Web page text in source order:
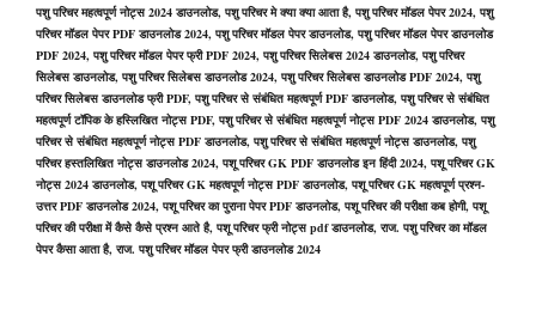
पशु परिचर महत्वपूर्ण नोट्स 2024 डाउनलोड, पशु परिचर मे क्या क्या आता है, पशु परिचर मॉडल पेपर 2024, पशु
परिचर मॉडल पेपर PDF डाउनलोड 2024, पशु परिचर मॉडल पेपर डाउनलोड, पशु परिचर मॉडल पेपर डाउनलोड
PDF 2024, पशु परिचर मॉडल पेपर फ्री PDF 2024, पशु परिचर सिलेबस 2024 डाउनलोड, पशु परिचर
सिलेबस डाउनलोड, पशु परिचर सिलेबस डाउनलोड 2024, पशु परिचर सिलेबस डाउनलोड PDF 2024, पशु
परिचर सिलेबस डाउनलोड फ्री PDF, पशु परिचर से संबंधित महत्वपूर्ण PDF डाउनलोड, पशु परिचर से संबंधित
महत्वपूर्ण टॉपिक के हस्लिखित नोट्स PDF, पशु परिचर से संबंधित महत्वपूर्ण नोट्स PDF 2024 डाउनलोड, पशु
परिचर से संबंधित महत्वपूर्ण नोट्स PDF डाउनलोड, पशु परिचर से संबंधित महत्वपूर्ण नोट्स डाउनलोड, पशु
परिचर हस्तलिखित नोट्स डाउनलोड 2024, पशू परिचर GK PDF डाउनलोड इन हिंदी 2024, पशू परिचर GK
नोट्स 2024 डाउनलोड, पशू परिचर GK महत्वपूर्ण नोट्स PDF डाउनलोड, पशू परिचर GK महत्वपूर्ण प्रश्न-
उत्तर PDF डाउनलोड 2024, पशू परिचर का पुराना पेपर PDF डाउनलोड, पशू परिचर की परीक्षा कब होगी, पशू
परिचर की परीक्षा में कैसे कैसे प्रश्न आते है, पशू परिचर फ्री नोट्स pdf डाउनलोड, राज. पशु परिचर का मॉडल
पेपर कैसा आता है, राज. पशु परिचर मॉडल पेपर फ्री डाउनलोड 2024